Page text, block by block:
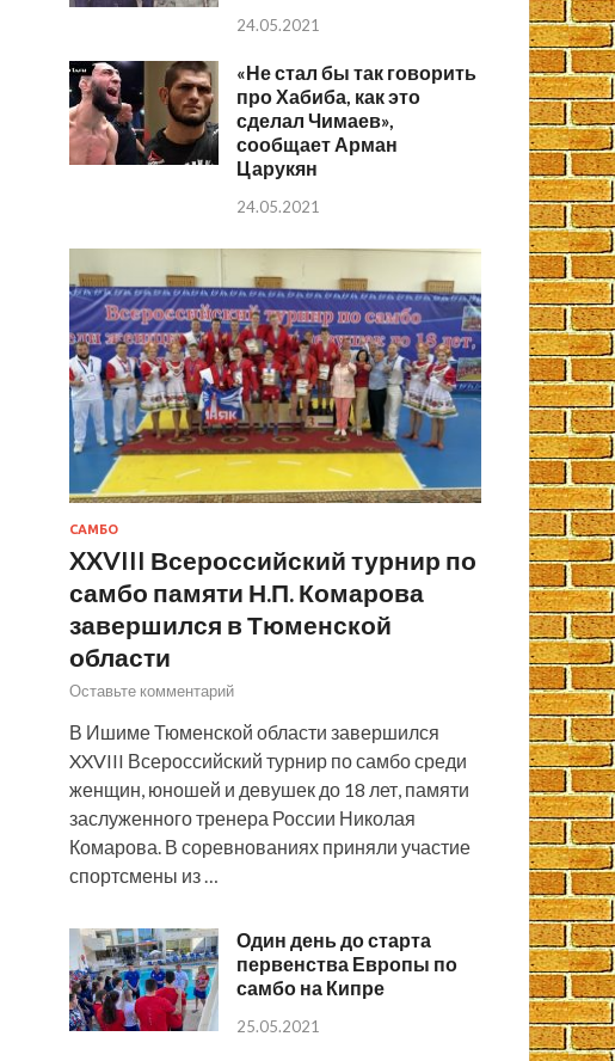
24.05.2021
«Не стал бы так говорить
про Хабиба, как это
сделал Чимаев»,
сообщает Арман
Царукян
24.05.2021
САМБО
XXVIII Всероссийский турнир по
самбо памяти Н.П. Комарова
завершился в Тюменской
области
Оставьте комментарий
В Ишиме Тюменской области завершился
XXVIII Всероссийский турнир по самбо среди
женщин, юношей и девушек до 18 лет, памяти
заслуженного тренера России Николая
Комарова. В соревнованиях приняли участие
спортсмены из …
Один день до старта
первенства Европы по
самбо на Кипре
25.05.2021